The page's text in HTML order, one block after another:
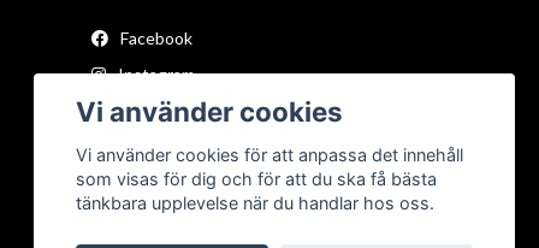
Facebook
Instagram
YouTube
Pinterest
Tiktok
Vi använder cookies
Vi använder cookies för att anpassa det innehåll
som visas för dig och för att du ska få bästa
tänkbara upplevelse när du handlar hos oss.